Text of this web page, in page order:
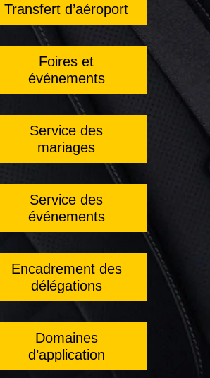
Transfert d’aéroport
Foires et
événements
Service des
mariages
Service des
événements
Encadrement des
délégations
Domaines
d’application